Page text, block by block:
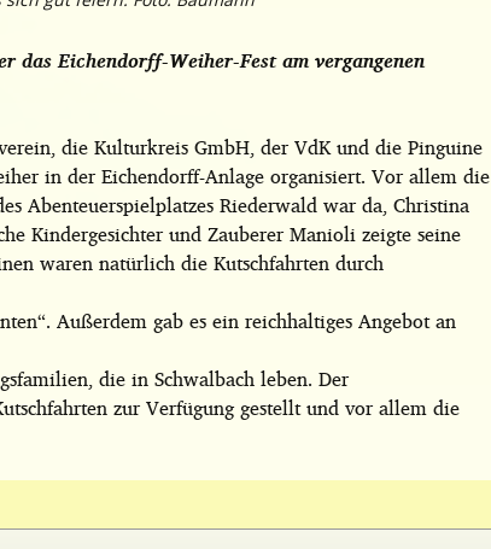
das Eichendorff-Weiher-Fest am vergangenen
die Kulturkreis GmbH, der VdK und die Pinguine
in der Eichendorff-Anlage organisiert. Vor allem die
AbenteuerspielplatzesRiederwald war da, Christina
Kindergesichter und Zauberer Manioli zeigte seine
waren natürlich die Kutschfahrten durch
Außerdem gab es ein reichhaltiges Angebot an
die in Schwalbach leben. Der
zur Verfügung gestellt und vor allem die